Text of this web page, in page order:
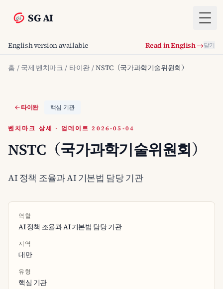
SG AI
English version available Read in English →닫기
홈 / 국제 벤치마크 / 타이완 / NSTC（국가과학기술위원회）
타이완 핵심 기관
벤치마크 상세 · 업데이트 2026-05-04
NSTC（국가과학기술위원회）
AI 정책 조율과 AI 기본법 담당 기관
역할
AI 정책 조율과 AI 기본법 담당 기관
지역
대만
유형
핵심 기관